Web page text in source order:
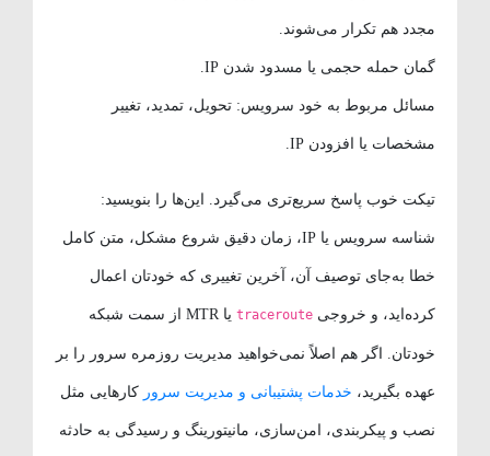
مجدد هم تکرار می‌شوند.
گمان حمله حجمی یا مسدود شدن IP.
مسائل مربوط به خود سرویس: تحویل، تمدید، تغییر
مشخصات یا افزودن IP.
تیکت خوب پاسخ سریع‌تری می‌گیرد. این‌ها را بنویسید:
شناسه سرویس یا IP، زمان دقیق شروع مشکل، متن کامل
خطا به‌جای توصیف آن، آخرین تغییری که خودتان اعمال
کرده‌اید، و خروجیtraceroute یا MTR از سمت شبکه
خودتان. اگر هم اصلاً نمی‌خواهید مدیریت روزمره سرور را بر
عهده بگیرید،خدمات پشتیبانی و مدیریت سرور کارهایی مثل
نصب و پیکربندی، امن‌سازی، مانیتورینگ و رسیدگی به حادثه